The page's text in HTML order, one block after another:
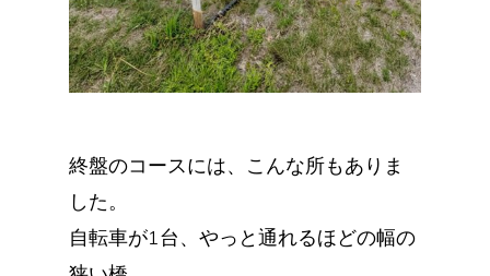
終盤のコースには、こんな所もありま
した。
自転車が1台、やっと通れるほどの幅の